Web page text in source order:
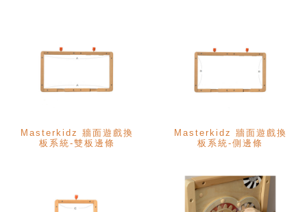
Masterkidz 牆面遊戲換
板系統-雙板邊條
Masterkidz 牆面遊戲換
板系統-側邊條